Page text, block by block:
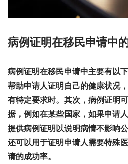
病例证明在移民申请中
病例证明在移民申请中主要有以
帮助申请人证明自己的健康状况
有特定要求时。其次，病例证明
据，例如在某些国家，如果申请
提供病例证明以说明病情不影响
还可以用于证明申请人需要特殊
请的成功率。